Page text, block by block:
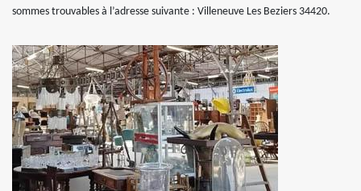
sommes trouvables à l’adresse suivante : Villeneuve Les Beziers 34420.